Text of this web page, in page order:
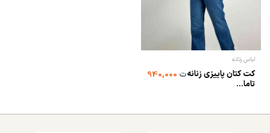
لباس زنانه
کت کتان پاییزی زنانه
تاما...
ت940,000